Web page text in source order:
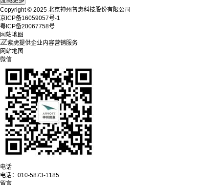
Copyright © 2025 北京神州普惠科技股份有限公司
京ICP备16059057号-1
粤ICP备20067758号
网站地图
紫虎提供企业内容营销服务
网站地图
微信
电话
电话： 010-5873-1185